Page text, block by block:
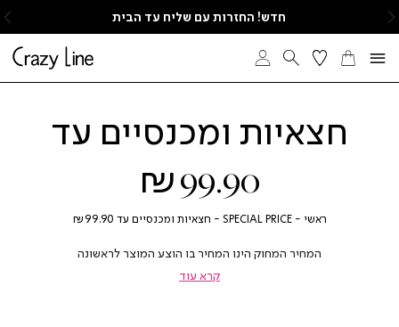
חדש! החזרות עם שליח עד הבית
חצאיות ומכנסיים עד
₪99.90
ראשי ראשי
SPECIAL PRICE
SPECIAL
חצאיות ומכנסיים עד ₪99.90
חצאיות
המחיר המחוק הינו המחיר בו הוצע המוצר לראשונה
קרא עוד